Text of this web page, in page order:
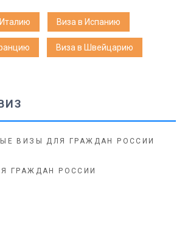
Виза в Испанию
Виза в Швейцарию
ВИЗЫ ДЛЯ ГРАЖДАН РОССИИ
ГРАЖДАН РОССИИ